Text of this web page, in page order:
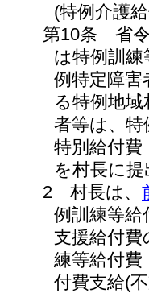
(特例介護
第10条
省
は特例訓
例特定障害
る特例地
者等は、特
特別給付費
を村長に
2
村長は、
例訓練等給
支援給付費
練等給付費
付費支給(